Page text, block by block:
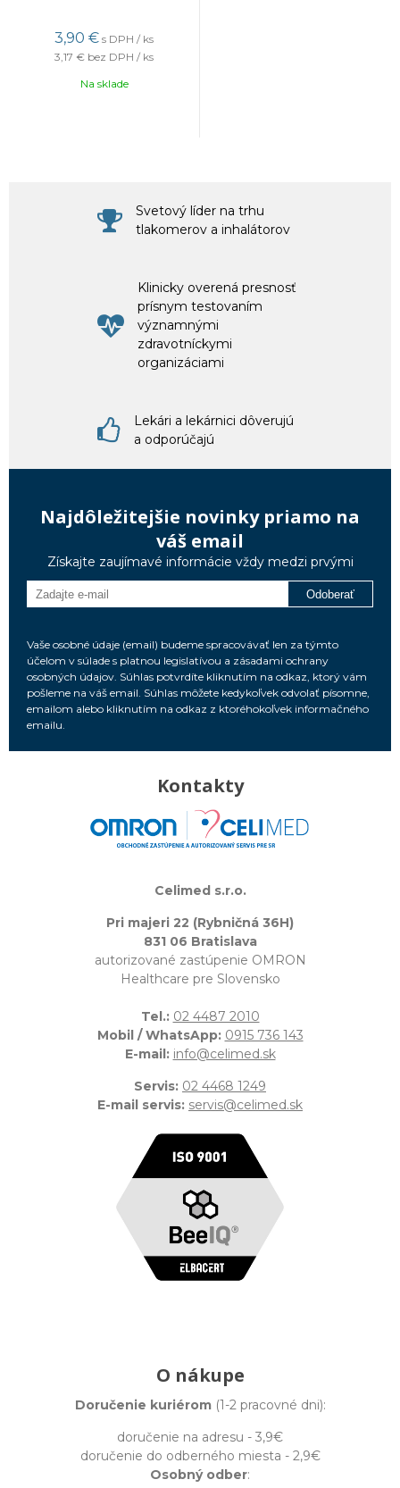
3,90 € s DPH / ks
3,17 € bez DPH / ks
Na sklade
Svetový líder na trhu
tlakomerov a inhalátorov
Klinicky overená presnosť
prísnym testovaním
významnými
zdravotníckymi
organizáciami
Lekári a lekárnici dôverujú
a odporúčajú
Najdôležitejšie novinky priamo na
váš email
Získajte zaujímavé informácie vždy medzi prvými
Odoberať
Vaše osobné údaje (email) budeme spracovávať len za týmto
účelom v súlade s platnou legislatívou a zásadami ochrany
osobných údajov. Súhlas potvrdíte kliknutím na odkaz, ktorý vám
pošleme na váš email. Súhlas môžete kedykoľvek odvolať písomne,
emailom alebo kliknutím na odkaz z ktoréhokoľvek informačného
emailu.
Kontakty
Celimed s.r.o.
Pri majeri 22 (Rybničná 36H)
831 06 Bratislava
autorizované zastúpenie OMRON
Healthcare pre Slovensko
Tel.: 02 4487 2010
Mobil / WhatsApp: 0915 736 143
E-mail: info@celimed.sk
Servis: 02 4468 1249
E-mail servis: servis@celimed.sk
O nákupe
Doručenie kuriérom(1-2 pracovné dni):
doručenie na adresu - 3,9€
doručenie do odberného miesta - 2,9€
Osobný odber: